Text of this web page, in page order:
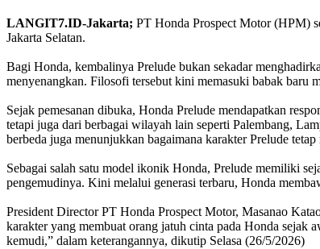
LANGIT7.ID-Jakarta; PT Honda Prospect Motor (HPM)
Jakarta Selatan.
Bagi Honda, kembalinya Prelude bukan sekadar
menyenangkan. Filosofi tersebut kini memasuki babak baru
Sejak pemesanan dibuka, Honda Prelude mendapatkan
tetapi juga dari berbagai wilayah lain seperti Palembang,
berbeda juga menunjukkan bagaimana karakter Prelude
Sebagai salah satu model ikonik Honda, Prelude memiliki
pengemudinya. Kini melalui generasi terbaru, Honda
President Director PT Honda Prospect Motor, Masanao
karakter yang membuat orang jatuh cinta pada Honda sejak
kemudi,” dalam keterangannya, dikutip Selasa (26/5/2026)